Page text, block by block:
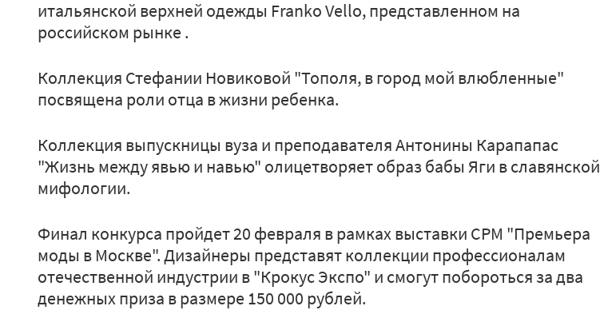
итальянской верхней одежды Franko Vello, представленном на
российском рынке .
Коллекция Стефании Новиковой "Тополя, в город мой влюбленные"
посвящена роли отца в жизни ребенка.
Коллекция выпускницы вуза и преподавателя Антонины Карапапас
"Жизнь между явью и навью" олицетворяет образ бабы Яги в славянской
мифологии.
Финал конкурса пройдет 20 февраля в рамках выставки СРМ "Премьера
моды в Москве". Дизайнеры представят коллекции профессионалам
отечественной индустрии в "Крокус Экспо" и смогут побороться за два
денежных приза в размере 150 000 рублей.